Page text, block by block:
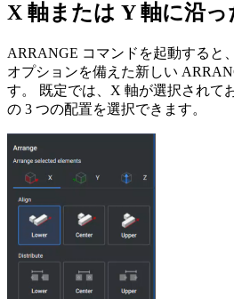
X 軸または Y 軸に沿っ
ARRANGE コマンドを起動すると
オプションを備えた新しい
す。 既定では、X 軸が選択されて
の 3 つの配置を選択できます。